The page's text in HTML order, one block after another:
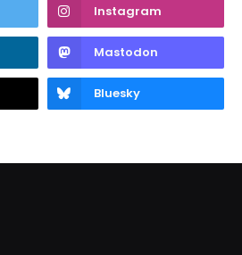
Instagram
Mastodon
Bluesky